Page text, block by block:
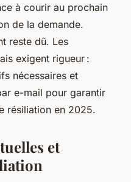
à courir au prochain
de la demande.
reste dû. Les
exigent rigueur :
nécessaires et
e-mail pour garantir
résiliation en 2025.
et